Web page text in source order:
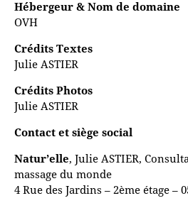
Hébergeur & Nom de domaine
OVH
Crédits Textes
Julie ASTIER
Crédits Photos
Julie ASTIER
Contact et siège social
Natur’elle, Julie ASTIER,
massage du monde
4 Rue des Jardins – 2ème étage –